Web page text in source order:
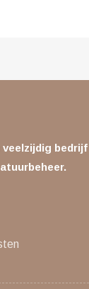
veelzijdig